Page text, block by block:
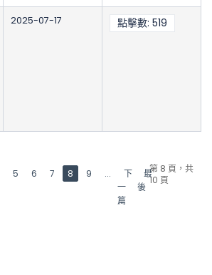
2025-07-17 點擊數: 519
第 8 頁，共
10 頁
5 6 7 8 9 ...
下
一
篇
最
後